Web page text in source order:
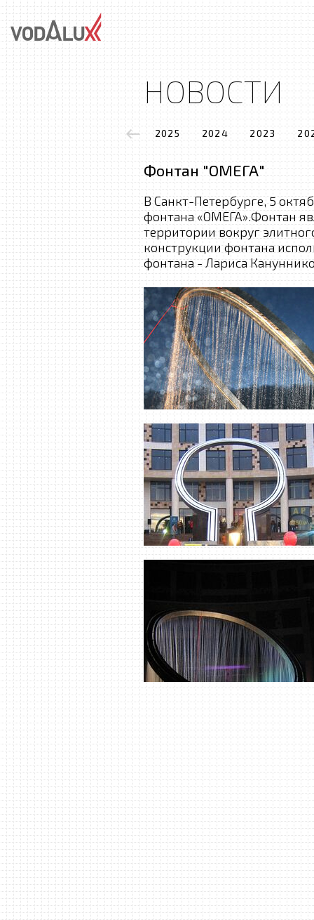
НОВОСТИ
2025 2024 2023
Фонтан "ОМЕГА"
В Санкт-Петербурге, 5
фонтана «ОМЕГА».Фонтан
территории вокруг
конструкции фонтана
фонтана - Лариса